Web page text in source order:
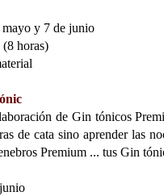
y 7 de junio
horas)
de Gin tónicos
de cata sino aprender las
Premium ... tus Gin